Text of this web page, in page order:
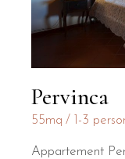
Pervinca
55mq 1-3
Appartement